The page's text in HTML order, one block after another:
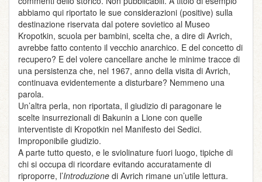
abbiamo qui riportato le sue considerazioni (positive) sulla
destinazione riservata dal potere sovietico al Museo
Kropotkin, scuola per bambini, scelta che, a dire di Avrich,
avrebbe fatto contento il vecchio anarchico. E del concetto di
recupero? E del volere cancellare anche le minime tracce di
una persistenza che, nel 1967, anno della visita di Avrich,
continuava evidentemente a disturbare? Nemmeno una
parola.
Un’altra perla, non riportata, il giudizio di paragonare le
scelte insurrezionali di Bakunin a Lione con quelle
interventiste di Kropotkin nel Manifesto dei Sedici.
Improponibile giudizio.
A parte tutto questo, e le sviolinature fuori luogo, tipiche di
chi si occupa di ricordare evitando accuratamente di
riproporre, l’Introduzione di Avrich rimane un’utile lettura.